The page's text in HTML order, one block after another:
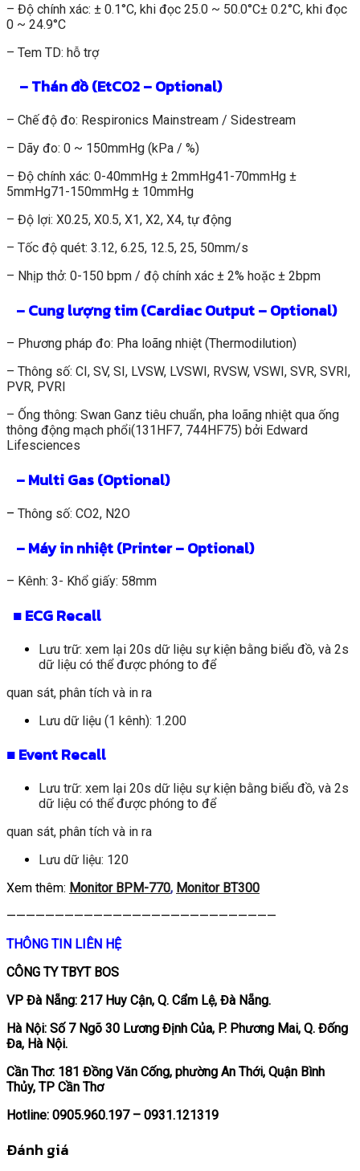
– Độ chính xác: ± 0.1°C, khi đọc 25.0 ~ 50.0°C± 0.2°C, khi đọc
0 ~ 24.9°C
– Tem TD: hỗ trợ
– Thán đồ (EtCO2 – Optional)
– Chế độ đo: Respironics Mainstream / Sidestream
– Dãy đo: 0 ~ 150mmHg (kPa / %)
– Độ chính xác: 0-40mmHg ± 2mmHg41-70mmHg ±
5mmHg71-150mmHg ± 10mmHg
– Độ lợi: X0.25, X0.5, X1, X2, X4, tự động
– Tốc độ quét: 3.12, 6.25, 12.5, 25, 50mm/s
– Nhịp thở: 0-150 bpm / độ chính xác ± 2% hoặc ± 2bpm
– Cung lượng tim (Cardiac Output – Optional)
– Phương pháp đo: Pha loãng nhiệt (Thermodilution)
– Thông số: CI, SV, SI, LVSW, LVSWI, RVSW, VSWI, SVR, SVRI,
PVR, PVRI
– Ống thông: Swan Ganz tiêu chuẩn, pha loãng nhiệt qua ống
thông động mạch phổi(131HF7, 744HF75) bởi Edward
Lifesciences
– Multi Gas (Optional)
– Thông số: CO2, N2O
– Máy in nhiệt (Printer – Optional)
– Kênh: 3- Khổ giấy: 58mm
■ECG Recall
Lưu trữ: xem lại 20s dữ liệu sự kiện bằng biểu đồ, và 2s
dữ liệu có thể được phóng to để
quan sát, phân tích và in ra
Lưu dữ liệu (1 kênh): 1.200
■ Event Recall
Lưu trữ: xem lại 20s dữ liệu sự kiện bằng biểu đồ, và 2s
dữ liệu có thể được phóng to để
quan sát, phân tích và in ra
Lưu dữ liệu: 120
Xem thêm: Monitor BPM-770, Monitor BT300
————————————————————————————
THÔNG TIN LIÊN HỆ
CÔNG TY TBYT BOS
VP Đà Nẵng: 217 Huy Cận, Q. Cẩm Lệ, Đà Nẵng.
Hà Nội: Số 7 Ngõ 30 Lương Định Của, P. Phương Mai, Q. Đống
Đa, Hà Nội.
Cần Thơ: 181 Đồng Văn Cống, phường An Thới, Quận Bình
Thủy, TP Cần Thơ
Hotline: 0905.960.197 – 0931.121319
Đánh giá